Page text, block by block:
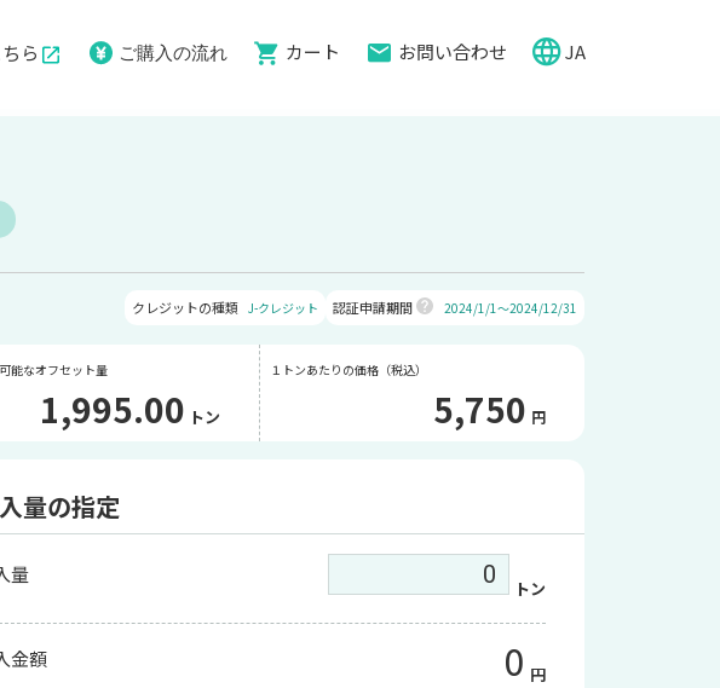
ら ご購入の流れ カート お問い合わせ JA
クレジットの種類 J-クレジット 認証申請期間 2024/1/1～2024/12/31
能なオフセット量
1,995.00 トン
１トンあたりの価格（税込）
5,750 円
量の指定
量
トン
金額 0 円